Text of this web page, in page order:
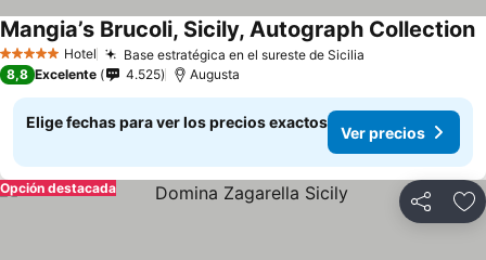
5 Estrellas Hotel Base estratégica en el sureste de Sicilia
Mangia’s Brucoli, Sicily, Autograph Collection
8,8 Excelente 4.525 Augusta
Elige fechas para ver los precios exactos
Ver precios
Compartir
Opción destacada